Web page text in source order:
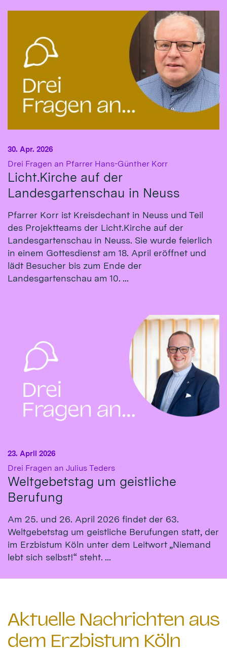
Drei Fragen an Pfarrer Hans-Günther Korr:
Licht.Kirche auf der
Landesgartenschau in Neuss
30. Apr. 2026
Pfarrer Korr ist Kreisdechant in Neuss und Teil
des Projektteams der Licht.Kirche auf der
Landesgartenschau in Neuss. Sie wurde feierlich
in einem Gottesdienst am 18. April eröffnet und
lädt Besucher bis zum Ende der
Landesgartenschau am 10. ...
Drei Fragen an Julius Teders:
Weltgebetstag um geistliche
Berufung
23. April 2026
Am 25. und 26. April 2026 findet der 63.
Weltgebetstag um geistliche Berufungen statt, der
im Erzbistum Köln unter dem Leitwort „Niemand
lebt sich selbst!“ steht. ...
Aktuelle Nachrichten aus
dem Erzbistum Köln